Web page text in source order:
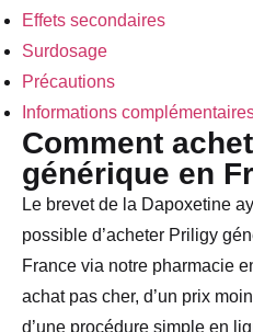
Effets secondaires
Surdosage
Précautions
Informations
Comment
générique en
Le brevet de la Dapoxetine
possible d’acheter Priligy
France via notre pharmacie
achat pas cher, d’un prix
d’une procédure simple en